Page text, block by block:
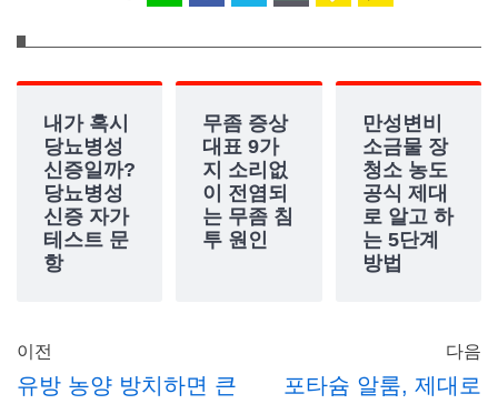
내가 혹시
당뇨병성
신증일까?
당뇨병성
신증 자가
테스트 문
항
무좀 증상
대표 9가
지 소리없
이 전염되
는 무좀 침
투 원인
만성변비
소금물 장
청소 농도
공식 제대
로 알고 하
는 5단계
방법
이전
유방 농양 방치하면 큰
다음
포타슘 알룸, 제대로